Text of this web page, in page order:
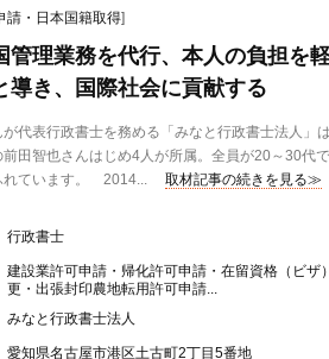
請・日本国籍取得]
管理業務を代行、本人の負担を
導き、国際社会に貢献する
代表行政書士を務める「みなと行政書士法人」
田智也さんはじめ4人が所属。全員が20～30代
れています。 2014...
取材記事の続きを見る≫
行政書士
建設業許可申請・帰化許可申請・在留資格（ビザ
更・出張封印農地転用許可申請...
みなと行政書士法人
愛知県名古屋市港区土古町2丁目5番地